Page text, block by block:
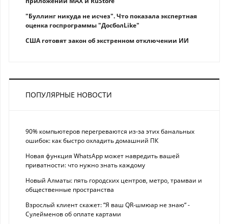
"Буллинг никуда не исчез". Что показала экспертная
оценка госпрограммы "ДосболLike"
США готовят закон об экстренном отключении ИИ
ПОПУЛЯРНЫЕ НОВОСТИ
90% компьютеров перегреваются из-за этих банальных
ошибок: как быстро охладить домашний ПК
Новая функция WhatsApp может навредить вашей
приватности: что нужно знать каждому
Новый Алматы: пять городских центров, метро, трамваи и
общественные пространства
Взрослый клиент скажет: “Я ваш QR-шмюар не знаю“ -
Сулейменов об оплате картами